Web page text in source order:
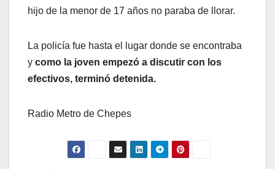
hijo de la menor de 17 años no paraba de llorar.
La policía fue hasta el lugar donde se encontraba
y como la joven empezó a discutir con los
efectivos, terminó detenida.
Radio Metro de Chepes